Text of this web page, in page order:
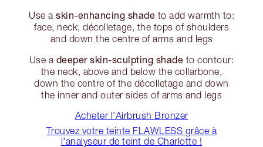
Use a skin-enhancing shade to add warmth to:
face, neck, décolletage, the tops of shoulders
and down the centre of arms and legs
Use a deeper skin-sculpting shade to contour:
the neck, above and below the collarbone,
down the centre of the décolletage and down
the inner and outer sides of arms and legs
Acheter l'Airbrush Bronzer
Trouvez votre teinte FLAWLESS grâce à
l'analyseur de teint de Charlotte !